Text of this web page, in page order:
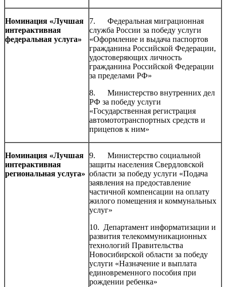
Номинация «Лучшая
интерактивная
федеральная услуга»
7. Федеральная миграционная
служба России за победу услуги
«Оформление и выдача паспортов
гражданина Российской Федерации,
удостоверяющих личность
гражданина Российской Федерации
за пределами РФ»
8. Министерство внутренних дел
РФ за победу услуги
«Государственная регистрация
автомототранспортных средств и
прицепов к ним»
Номинация «Лучшая
интерактивная
региональная услуга»
9. Министерство социальной
защиты населения Свердловской
области за победу услуги «Подача
заявления на предоставление
частичной компенсации на оплату
жилого помещения и коммунальных
услуг»
10. Департамент информатизации и
развития телекоммуникационных
технологий Правительства
Новосибирской области за победу
услуги «Назначение и выплата
единовременного пособия при
рождении ребенка»